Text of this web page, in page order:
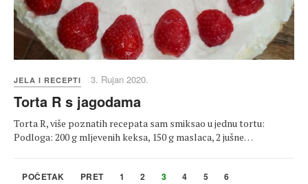
JELA I RECEPTI 3. Rujan 2020.
Torta R s jagodama
Torta R, više poznatih recepata sam smiksao u jednu tortu:
Podloga: 200 g mljevenih keksa, 150 g maslaca, 2 jušne…
POČETAK PRET 1 2 3 4 5
6